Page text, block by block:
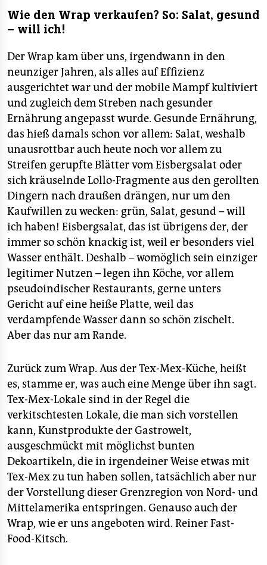
Wie den Wrap verkaufen? So: Salat, gesund
– will ich!
Der Wrap kam über uns, irgendwann in den
neunziger Jahren, als alles auf Effizienz
ausgerichtet war und der mobile Mampf kultiviert
und zugleich dem Streben nach gesunder
Ernährung angepasst wurde. Gesunde Ernährung,
das hieß damals schon vor allem: Salat, weshalb
unausrottbar auch heute noch vor allem zu
Streifen gerupfte Blätter vom Eisbergsalat oder
sich kräuselnde Lollo-Fragmente aus den gerollten
Dingern nach draußen drängen, nur um den
Kaufwillen zu wecken: grün, Salat, gesund – will
ich haben! Eisbergsalat, das ist übrigens der, der
immer so schön knackig ist, weil er besonders viel
Wasser enthält. Deshalb – womöglich sein einziger
legitimer Nutzen – legen ihn Köche, vor allem
pseudoindischer Restaurants, gerne unters
Gericht auf eine heiße Platte, weil das
verdampfende Wasser dann so schön zischelt.
Aber das nur am Rande.
Zurück zum Wrap. Aus der Tex-Mex-Küche, heißt
es, stamme er, was auch eine Menge über ihn sagt.
Tex-Mex-Lokale sind in der Regel die
verkitschtesten Lokale, die man sich vorstellen
kann, Kunstprodukte der Gastrowelt,
ausgeschmückt mit möglichst bunten
Dekoartikeln, die in irgendeiner Weise etwas mit
Tex-Mex zu tun haben sollen, tatsächlich aber nur
der Vorstellung dieser Grenzregion von Nord- und
Mittelamerika entspringen. Genauso auch der
Wrap, wie er uns angeboten wird. Reiner Fast-
Food-Kitsch.